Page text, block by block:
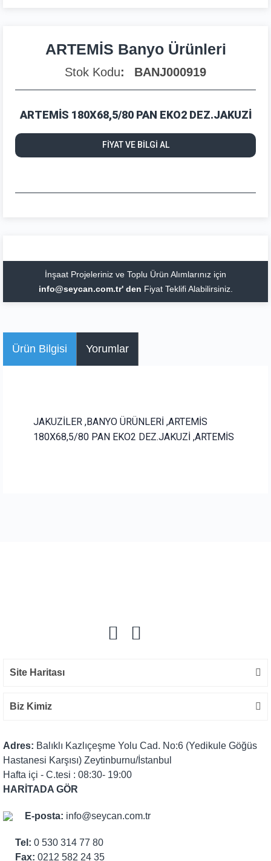
ARTEMİS Banyo Ürünleri
Stok Kodu BANJ000919
ARTEMİS 180X68,5/80 PAN EKO2 DEZ.JAKUZİ
FİYAT VE BİLGİ AL
İnşaat Projeleriniz ve Toplu Ürün Alımlarınız için
info@seycan.com.tr' den Fiyat Teklifi Alabilirsiniz.
Ürün Bilgisi Yorumlar
JAKUZİLER ,BANYO ÜRÜNLERİ ,ARTEMİS
180X68,5/80 PAN EKO2 DEZ.JAKUZİ ,ARTEMİS
Site Haritası
Biz Kimiz
Adres: Balıklı Kazlıçeşme Yolu Cad. No:6 (Yedikule Göğüs
Hastanesi Karşısı) Zeytinburnu/İstanbul
Hafta içi - C.tesi : 08:30- 19:00
HARİTADA GÖR
E-posta: info@seycan.com.tr
Tel: 0 530 314 77 80
Fax: 0212 582 24 35